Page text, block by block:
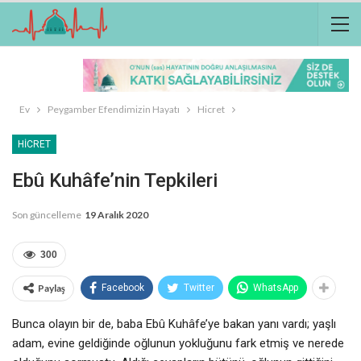
Ev Peygamber Efendimizin Hayatı Hicret
HICRET
Ebû Kuhâfe’nin Tepkileri
Son güncelleme 19 Aralık 2020
300
Paylaş Facebook Twitter WhatsApp
Bunca olayın bir de, baba Ebû Kuhâfe’ye bakan yanı vardı; yaşlı
adam, evine geldiğinde oğlunun yokluğunu fark etmiş ve nerede